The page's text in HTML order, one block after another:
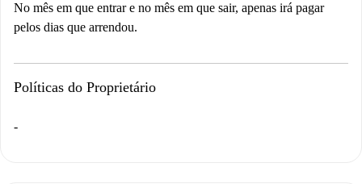
No mês em que entrar e no mês em que sair, apenas irá pagar
pelos dias que arrendou.
Políticas do Proprietário
-